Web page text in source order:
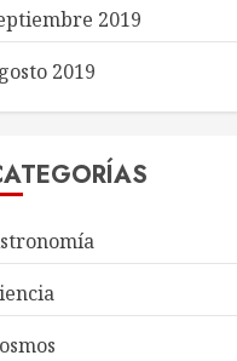
2019
2019